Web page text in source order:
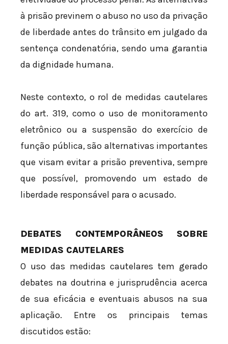
à prisão previnem o abuso no uso da privação
de liberdade antes do trânsito em julgado da
sentença condenatória, sendo uma garantia
da dignidade humana.
Neste contexto, o rol de medidas cautelares
do art. 319, como o uso de monitoramento
eletrônico ou a suspensão do exercício de
função pública, são alternativas importantes
que visam evitar a prisão preventiva, sempre
que possível, promovendo um estado de
liberdade responsável para o acusado.
DEBATES CONTEMPORÂNEOS SOBRE
MEDIDAS CAUTELARES
O uso das medidas cautelares tem gerado
debates na doutrina e jurisprudência acerca
de sua eficácia e eventuais abusos na sua
aplicação. Entre os principais temas
discutidos estão: